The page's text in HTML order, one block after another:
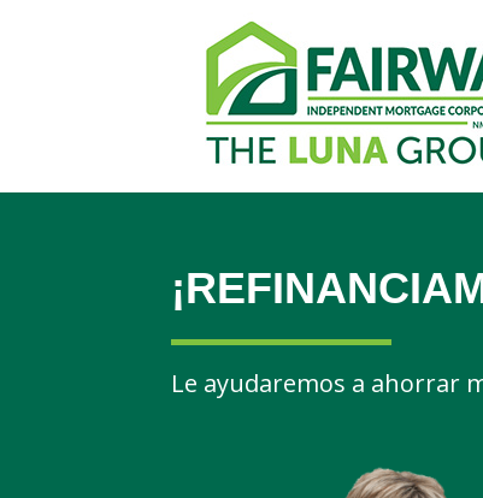
Le ayudaremos a ahorrar